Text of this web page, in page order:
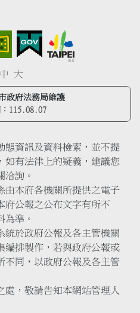
中 大
政府法務局維護
115.08.07
態資訊及資料檢索，並不提
如有法律上的疑義，建議您
洽詢。
由本府各機關所提供之電子
府公報之公布文字有所不
為準。
統於政府公報及各主管機關
編排製作，若與政府公報或
不同，以政府公報及各主管
處，敬請告知本網站管理人